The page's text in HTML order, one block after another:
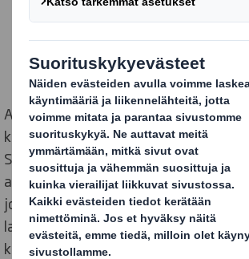
Aaltopahvi on varsin tuttu materiaali
kuluttajille, eikä ihme, sillä onhan sitä
Suomessa jo 110 vuotta DS Smithin ja
aloittamana. Toinen tuttu asia ovat
joita suomalaiset ovat tottuneet
laatikkotavarana turuilta ja toreilta, ja
kantamaan ne kotiin aaltopahvisessa